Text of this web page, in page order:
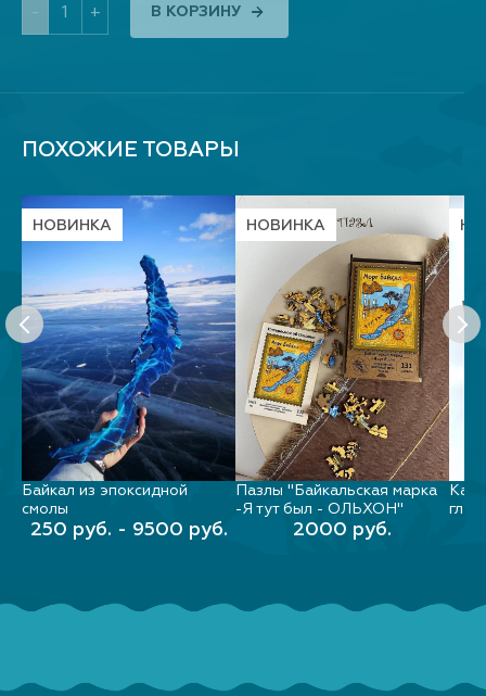
+ В КОРЗИНУ
ПОХОЖИЕ ТОВАРЫ
НОВИНКА
ВЫБЕРИТЕ ПАРАМЕТРЫ
Байкал из эпоксидной
смолы
250 руб. - 9500 руб.
НОВИНКА
В КОРЗИНУ
Пазлы "Байкальская марка
-Я тут был - ОЛЬХОН"
2000 руб.